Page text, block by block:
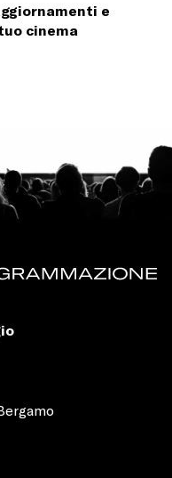
e
cinema